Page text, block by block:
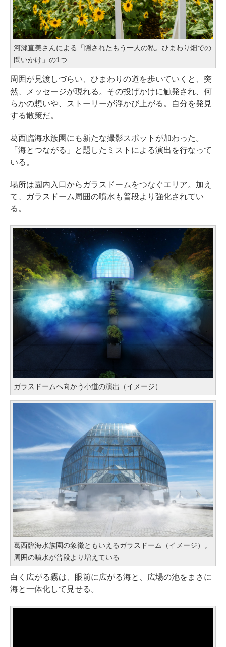
河瀨直美さんによる「隠されたもう一人の私。ひまわり畑での
問いかけ」の1つ
周囲が見渡しづらい、ひまわりの道を歩いていくと、突
然、メッセージが現れる。その投げかけに触発され、何
らかの想いや、ストーリーが浮かび上がる。自分を発見
する散策だ。
葛西臨海水族園にも新たな撮影スポットが加わった。
「海とつながる」と題したミストによる演出を行なって
いる。
場所は園内入口からガラスドームをつなぐエリア。加え
て、ガラスドーム周囲の噴水も普段より強化されてい
る。
ガラスドームへ向かう小道の演出（イメージ）
葛西臨海水族園の象徴ともいえるガラスドーム（イメージ）。
周囲の噴水が普段より増えている
白く広がる霧は、眼前に広がる海と、広場の池をまさに
海と一体化して見せる。